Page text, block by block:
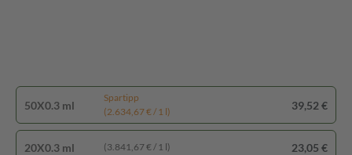
50X0.3 ml
Spartipp
(2.634,67 € / 1 l)
39,52 €
20X0.3 ml (3.841,67 € / 1 l) 23,05 €